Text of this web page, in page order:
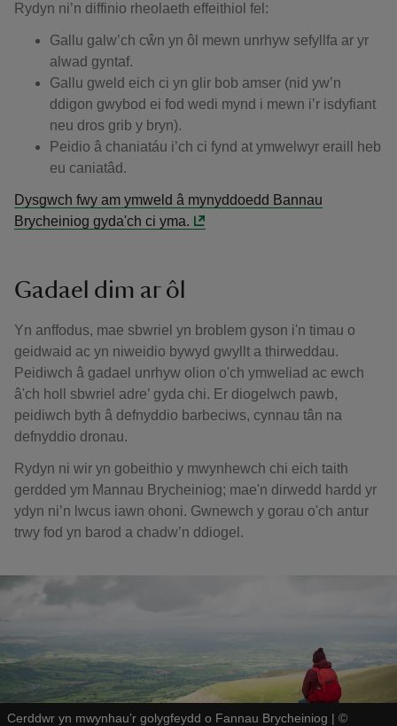
Rydyn ni’n diffinio rheolaeth effeithiol fel:
Gallu galw’ch cŵn yn ôl mewn unrhyw sefyllfa ar yr
alwad gyntaf.
Gallu gweld eich ci yn glir bob amser (nid yw’n
ddigon gwybod ei fod wedi mynd i mewn i’r isdyfiant
neu dros grib y bryn).
Peidio â chaniatáu i’ch ci fynd at ymwelwyr eraill heb
eu caniatâd.
Dysgwch fwy am ymweld â mynyddoedd Bannau
Brycheiniog gyda'ch ci yma.
Gadael dim ar ôl
Yn anffodus, mae sbwriel yn broblem gyson i'n timau o
geidwaid ac yn niweidio bywyd gwyllt a thirweddau.
Peidiwch â gadael unrhyw olion o'ch ymweliad ac ewch
â'ch holl sbwriel adre’ gyda chi. Er diogelwch pawb,
peidiwch byth â defnyddio barbeciws, cynnau tân na
defnyddio dronau.
Rydyn ni wir yn gobeithio y mwynhewch chi eich taith
gerdded ym Mannau Brycheiniog; mae'n dirwedd hardd yr
ydyn ni’n lwcus iawn ohoni. Gwnewch y gorau o'ch antur
trwy fod yn barod a chadw’n ddiogel.
Cerddwr yn mwynhau’r golygfeydd o Fannau Brycheiniog | ©